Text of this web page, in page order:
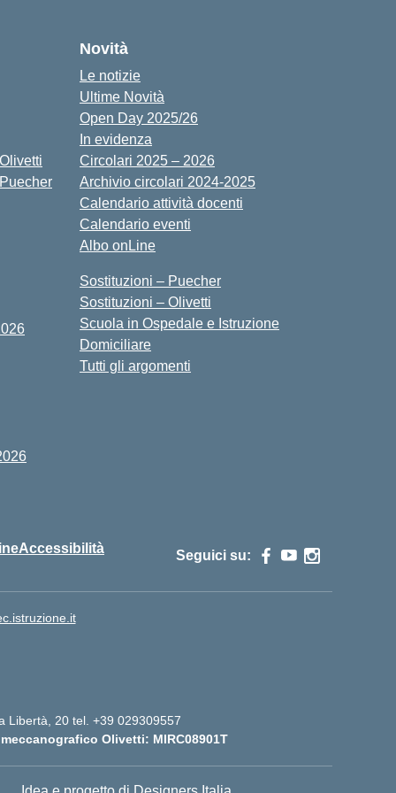
Novità
Le notizie
Ultime Novità
Open Day 2025/26
In evidenza
Circolari 2025 – 2026
Archivio circolari 2024-2025
Calendario attività docenti
Calendario eventi
Albo onLine
Sostituzioni – Puecher
Sostituzioni – Olivetti
Scuola in Ospedale e Istruzione
Domiciliare
Tutti gli argomenti
Accessibilità Seguici su:
Libertà, 20 tel. +39 029309557
Olivetti: MIRC08901T